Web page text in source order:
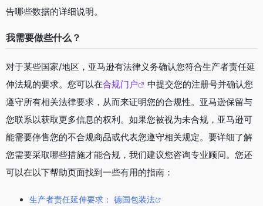
告哪些数据的详细说明。
我需要做些什么？
对于某些国家/地区，亚马逊有法律义务确认您符合生产者责任延
伸法规的要求。您可以在合规门户
中提交您的注册号并确认您
遵守所有相关法律要求，从而来证明您的合规性。亚马逊保留与
您联系以获取更多信息的权利。如果您被视为未合规，亚马逊可
能需要停售您的不合规商品或代表您遵守相关规定。要详细了解
您需要采取哪些措施才能合规，我们建议您咨询专业顾问。您还
可以在以下帮助页面找到一些有用的指南：
生产者责任延伸要求： 德国包装法